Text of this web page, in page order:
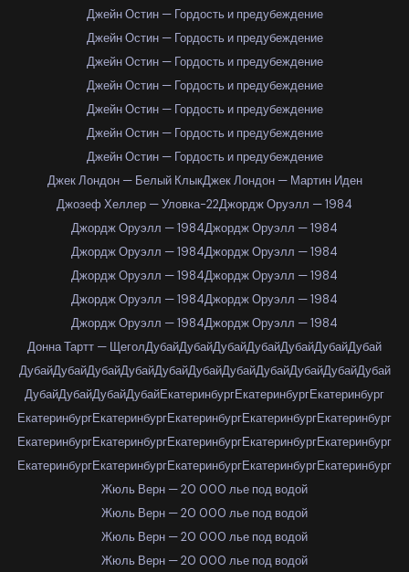
Джейн Остин — Гордость и предубеждение
Джейн Остин — Гордость и предубеждение
Джейн Остин — Гордость и предубеждение
Джейн Остин — Гордость и предубеждение
Джейн Остин — Гордость и предубеждение
Джейн Остин — Гордость и предубеждение
Джейн Остин — Гордость и предубеждение
Джек Лондон — Белый КлыкДжек Лондон — Мартин Иден
Джозеф Хеллер — Уловка-22Джордж Оруэлл — 1984
Джордж Оруэлл — 1984Джордж Оруэлл — 1984
Джордж Оруэлл — 1984Джордж Оруэлл — 1984
Джордж Оруэлл — 1984Джордж Оруэлл — 1984
Джордж Оруэлл — 1984Джордж Оруэлл — 1984
Джордж Оруэлл — 1984Джордж Оруэлл — 1984
Донна Тартт — ЩеголДубайДубайДубайДубайДубайДубайДубай
ДубайДубайДубайДубайДубайДубайДубайДубайДубайДубайДубай
ДубайДубайДубайДубайЕкатеринбургЕкатеринбургЕкатеринбург
ЕкатеринбургЕкатеринбургЕкатеринбургЕкатеринбургЕкатеринбург
ЕкатеринбургЕкатеринбургЕкатеринбургЕкатеринбургЕкатеринбург
ЕкатеринбургЕкатеринбургЕкатеринбургЕкатеринбургЕкатеринбург
Жюль Верн — 20 000 лье под водой
Жюль Верн — 20 000 лье под водой
Жюль Верн — 20 000 лье под водой
Жюль Верн — 20 000 лье под водой